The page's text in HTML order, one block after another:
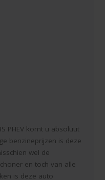
PHEV komt u absoluut
benzineprijzen is deze
wel de
en toch van alle
is deze auto